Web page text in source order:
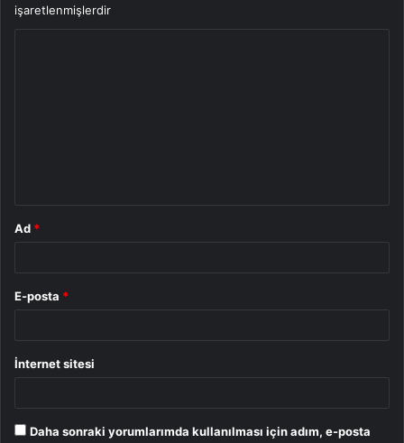
işaretlenmişlerdir
Ad *
E-posta *
İnternet sitesi
Daha sonraki yorumlarımda kullanılması için adım, e-posta